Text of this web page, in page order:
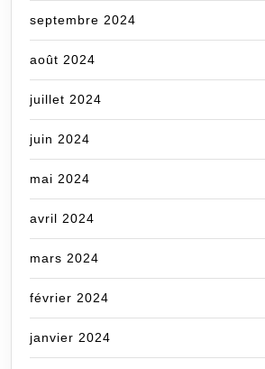
septembre 2024
août 2024
juillet 2024
juin 2024
mai 2024
avril 2024
mars 2024
février 2024
janvier 2024